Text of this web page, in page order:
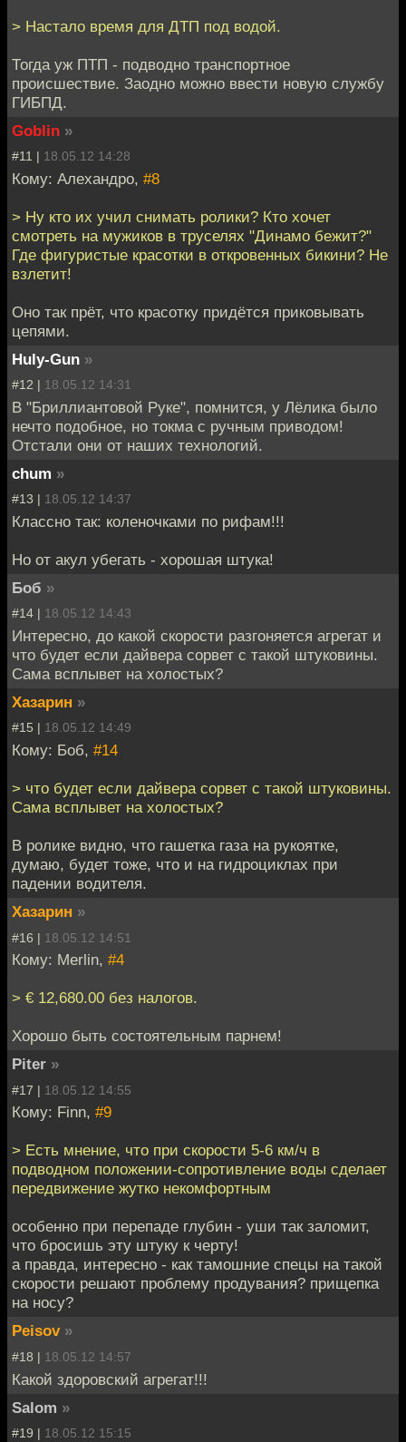
> Настало время для ДТП под водой.
Тогда уж ПТП - подводно транспортное
происшествие. Заодно можно ввести новую службу
ГИБПД.
Goblin »
#11 | 18.05.12 14:28
Кому: Алехандро, #8
> Ну кто их учил снимать ролики? Кто хочет
смотреть на мужиков в труселях "Динамо бежит?"
Где фигуристые красотки в откровенных бикини? Не
взлетит!
Оно так прёт, что красотку придётся приковывать
цепями.
Huly-Gun »
#12 | 18.05.12 14:31
В "Бриллиантовой Руке", помнится, у Лёлика было
нечто подобное, но токма с ручным приводом!
Отстали они от наших технологий.
chum »
#13 | 18.05.12 14:37
Классно так: коленочками по рифам!!!
Но от акул убегать - хорошая штука!
Боб »
#14 | 18.05.12 14:43
Интересно, до какой скорости разгоняется агрегат и
что будет если дайвера сорвет с такой штуковины.
Сама всплывет на холостых?
Хазарин »
#15 | 18.05.12 14:49
Кому: Боб, #14
> что будет если дайвера сорвет с такой штуковины.
Сама всплывет на холостых?
В ролике видно, что гашетка газа на рукоятке,
думаю, будет тоже, что и на гидроциклах при
падении водителя.
Хазарин »
#16 | 18.05.12 14:51
Кому: Merlin, #4
> € 12,680.00 без налогов.
Хорошо быть состоятельным парнем!
Piter »
#17 | 18.05.12 14:55
Кому: Finn, #9
> Есть мнение, что при скорости 5-6 км/ч в
подводном положении-сопротивление воды сделает
передвижение жутко некомфортным
особенно при перепаде глубин - уши так заломит,
что бросишь эту штуку к черту!
а правда, интересно - как тамошние спецы на такой
скорости решают проблему продувания? прищепка
на носу?
Peisov »
#18 | 18.05.12 14:57
Какой здоровский агрегат!!!
Salom »
#19 | 18.05.12 15:15